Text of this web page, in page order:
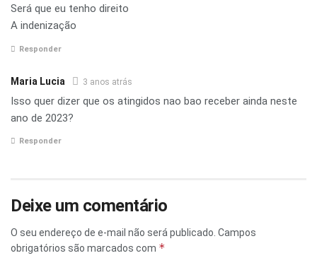
Será que eu tenho direito
A indenização
Responder
Maria Lucia 3 anos atrás
Isso quer dizer que os atingidos nao bao receber ainda neste
ano de 2023?
Responder
Deixe um comentário
O seu endereço de e-mail não será publicado. Campos
obrigatórios são marcados com *